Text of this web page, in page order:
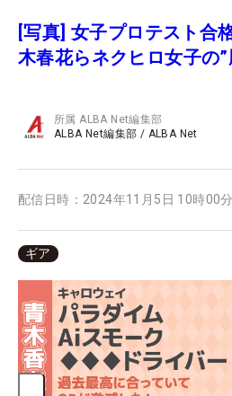
[写真] 女子プロテスト合
木春花らネクヒロ女子の
所属ALBA Net編集部
ALBA Net編集部 / ALBA Net
配信日時： 2024年11月5日 10時00分
ギア